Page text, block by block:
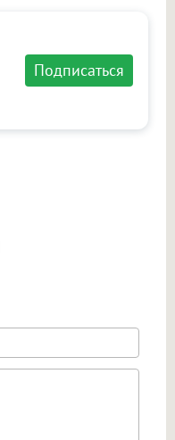
Подписаться